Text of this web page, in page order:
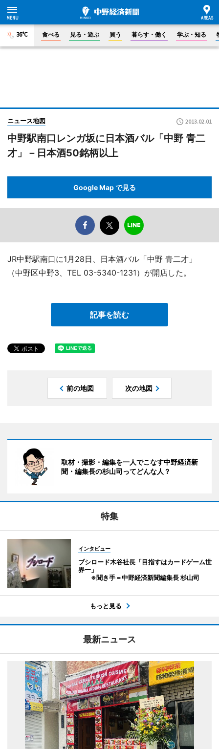
36°C 食べる 見る・遊ぶ 買う 暮らす・働く 学ぶ・知る
ニュース地図 2013.02.01
中野駅南口レンガ坂に日本酒バル「中野 青二
才」－日本酒50銘柄以上
Google Map で見る
JR中野駅南口に1月28日、日本酒バル「中野 青二才」
（中野区中野3、TEL 03-5340-1231）が開店した。
記事を読む
前の地図 次の地図
取材・撮影・編集を一人でこなす中野経済新
聞・編集長の杉山司ってどんな人？
特集
インタビュー
ブシロード木谷社長「目指すはカードゲーム世
界一」
※聞き手＝中野経済新聞編集長 杉山司
もっと見る
最新ニュース